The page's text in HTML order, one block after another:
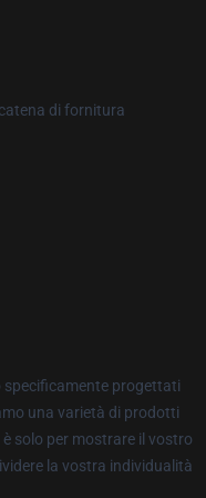
di fornitura
progettati
una varietà di prodotti
solo per mostrare il vostro
la vostra individualità